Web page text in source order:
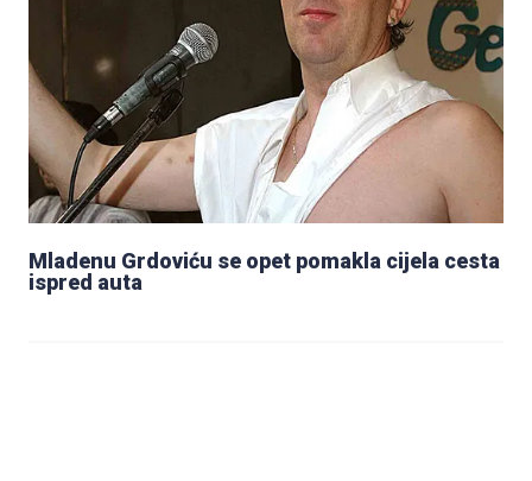
Mladenu Grdoviću se opet pomakla cijela cesta
ispred auta